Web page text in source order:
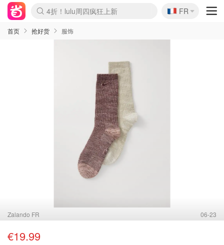
Boticinal 夏促开抢！
4折！lulu周四疯狂上新
还没结束！&OtherStories大促
Joybuy变相75折 随时失效
速领！Stanley独家85折
疑似霸哥！Camper额外叠85折
Zalando 奥莱闪促！每日更新
Moncler反季囤！5折起+叠9折
Coach Brooklyn仅€192
🇫🇷
FR
首页 抢好货 服饰
Zalando FR 06-23
€19.99